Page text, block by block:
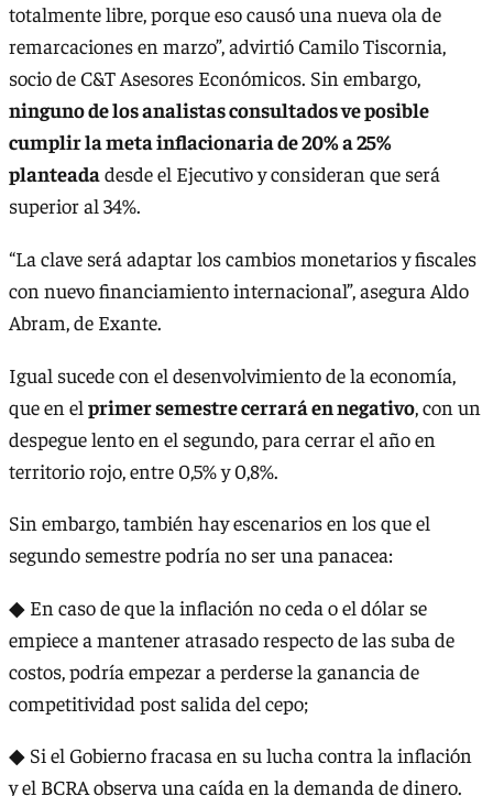
totalmente libre, porque eso causó una nueva ola de
remarcaciones en marzo”, advirtió Camilo Tiscornia,
socio de C&T Asesores Económicos. Sin embargo,
ninguno de los analistas consultados ve posible
cumplir la meta inflacionaria de 20% a 25%
planteadadesde el Ejecutivo y consideran que será
superior al 34%.
“La clave será adaptar los cambios monetarios y fiscales
con nuevo financiamiento internacional”, asegura Aldo
Abram, de Exante.
Igual sucede con el desenvolvimiento de la economía,
que en el primer semestre cerrará en negativo , con un
despegue lento en el segundo, para cerrar el año en
territorio rojo, entre 0,5% y 0,8%.
Sin embargo, también hay escenarios en los que el
segundo semestre podría no ser una panacea:
◆ En caso de que la inflación no ceda o el dólar se
empiece a mantener atrasado respecto de las suba de
costos, podría empezar a perderse la ganancia de
competitividad post salida del cepo;
◆ Si el Gobierno fracasa en su lucha contra la inflación
y el BCRA observa una caída en la demanda de dinero.